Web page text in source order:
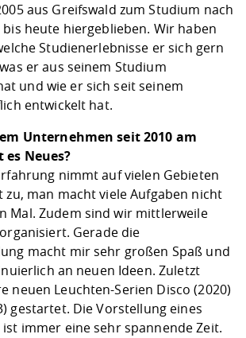
aus Greifswald zum Studium nach
heute hiergeblieben. Wir haben
Studienerlebnisse er sich gern
er aus seinem Studium
und wie er sich seit seinem
entwickelt hat.
Unternehmen seit 2010 am
Neues?
nimmt auf vielen Gebieten
zu, man macht viele Aufgaben nicht
Mal. Zudem sind wir mittlerweile
Gerade die
macht mir sehr großen Spaß und
an neuen Ideen. Zuletzt
neuen Leuchten-Serien Disco (2020)
gestartet. Die Vorstellung eines
immer eine sehr spannende Zeit.